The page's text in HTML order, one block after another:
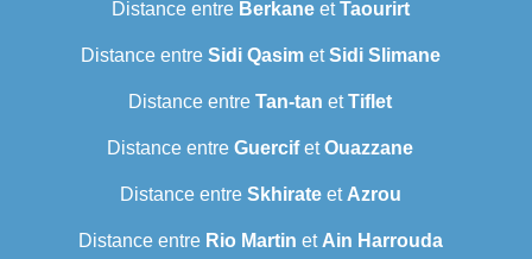
Distance entre BerkaneetTaourirt
Distance entre Sidi QasimetSidi Slimane
Distance entre Tan-tan etTiflet
Distance entre GuercifetOuazzane
Distance entre Skhirateet Azrou
Distance entre Rio Martin et Ain Harrouda